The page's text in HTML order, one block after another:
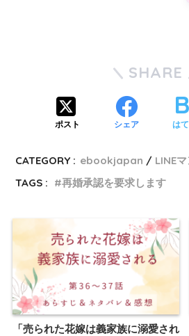
SHARE
ポスト シェア は
CATEGORY : ebookjapan LINE
TAGS :
再婚承認を要求します
「売られた花嫁は義家族に溺愛され